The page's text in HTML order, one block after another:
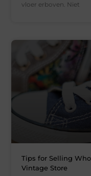
vloer erboven. Niet
Tips for Selling
Vintage Store